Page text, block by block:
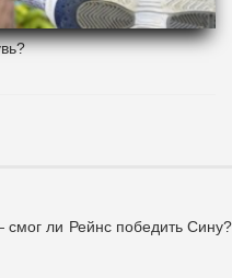
ли Рейнс победить Сину?